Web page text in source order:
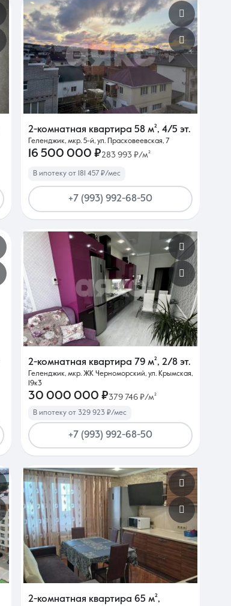
2-комнатная квартира 58 м², 4/5 эт.
Геленджик, мкр. 5-й, ул. Прасковеевская, 7
16 500 000 ₽283 993 ₽/м²
В ипотеку от 181 457 ₽/мес
+7 (993) 992-68-50
2-комнатная квартира 79 м², 2/8 эт.
Геленджик, мкр. ЖК Черноморский, ул. Крымская,
19к3
30 000 000 ₽379 746 ₽/м²
В ипотеку от 329 923 ₽/мес
+7 (993) 992-68-50
2-комнатная квартира 65 м²,